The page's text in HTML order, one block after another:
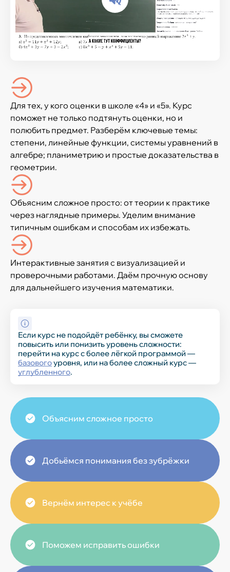
Для тех, у кого оценки в школе «4» и «5». Курс
поможет не только подтянуть оценки, но и
полюбить предмет. Разберём ключевые темы:
степени, линейные функции, системы уравнений в
алгебре; планиметрию и простые доказательства в
геометрии.
Объясним сложное просто: от теории к практике
через наглядные примеры. Уделим внимание
типичным ошибкам и способам их избежать.
Интерактивные занятия с визуализацией и
проверочными работами. Даём прочную основу
для дальнейшего изучения математики.
Если курс не подойдёт ребёнку, вы сможете
повысить или понизить уровень сложности:
перейти на курс с более лёгкой программой —
базовогоуровня, или на более сложный курс —
углубленного.
Объясним сложное просто
Добьёмся понимания без зубрёжки
Вернём интерес к учёбе
Поможем исправить ошибки